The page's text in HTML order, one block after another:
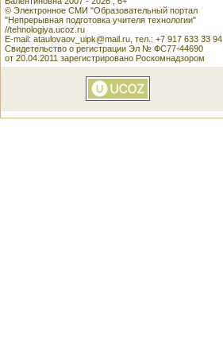
© Электронное СМИ "Образовательный портал
"Непрерывная подготовка учителя технологии"
//tehnologiya.ucoz.ru
E-mail: ataulovaov_uipk@mail.ru, тел.: +7 917 633 33 94
Свидетельство о регистрации Эл № ФС77-44690
от 20.04.2011 зарегистрировано Роскомнадзором